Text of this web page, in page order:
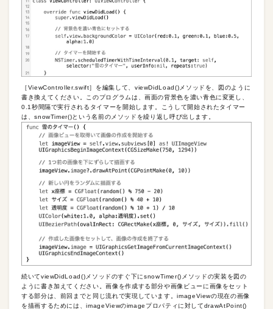
［ViewController.swift］を編集して、viewDidLoad()メソッドを、図のように
書き換えてください。このプログラムは、画面の背景色を濃い青色に変更し、
0.1秒間隔で実行されるタイマーを開始します。こうして開始されたタイマー
は、snowTimer()という名前のメソッドを繰り返し呼び出します。
続いてviewDidLoad()メソッドのすぐ下にsnowTimer()メソッドの実装を図の
ように書き加えてください。画像を作成する部分や画像ビューに画像をセット
する部分は、前回までと同じ流れで実現しています。imageViewの現在の画像
を描画するためには、imageViewのimageプロパティに対してdrawAtPoint()